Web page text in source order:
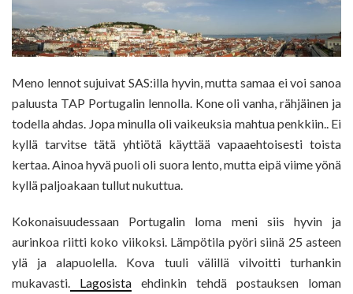
Meno lennot sujuivat SAS:illa hyvin, mutta samaa ei voi sanoa
paluusta TAP Portugalin lennolla. Kone oli vanha, rähjäinen ja
todella ahdas. Jopa minulla oli vaikeuksia mahtua penkkiin.. Ei
kyllä tarvitse tätä yhtiötä käyttää vapaaehtoisesti toista
kertaa. Ainoa hyvä puoli oli suora lento, mutta eipä viime yönä
kyllä paljoakaan tullut nukuttua.
Kokonaisuudessaan Portugalin loma meni siis hyvin ja
aurinkoa riitti koko viikoksi. Lämpötila pyöri siinä 25 asteen
ylä ja alapuolella. Kova tuuli välillä vilvoitti turhankin
mukavasti.
Lagosista ehdinkin tehdä postauksen loman